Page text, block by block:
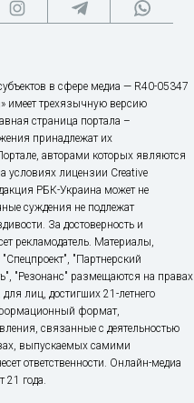
в сфере медиа — R40-05347
имеет трехязычную версию
страница портала –
принадлежат их
авторами которых являются
лицензии Creative
РБК-Украина может не
суждения не подлежат
За достоверность и
рекламодатель. Материалы,
"Партнерский
"Резонанс" размещаются на правах
лиц, достигших 21-летнего
формат,
связанные с деятельностью
выпускаемых самими
ответственности. Онлайн-медиа
21 года.